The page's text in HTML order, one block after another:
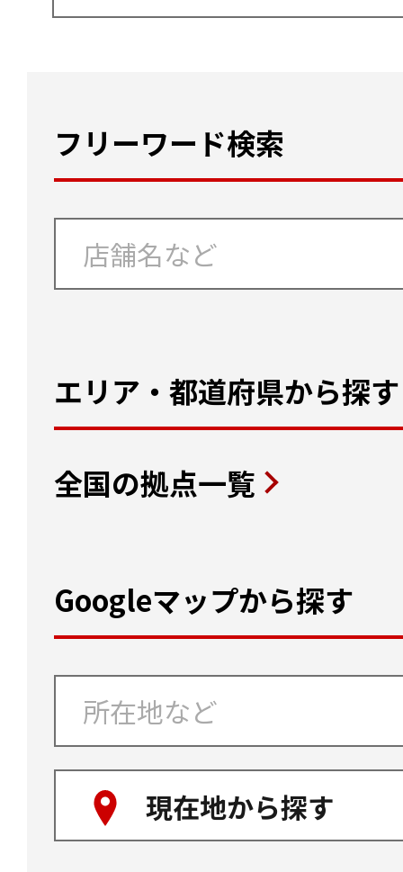
フリーワード検索
エリア・都道府県から探す
全国の拠点一覧
Googleマップから探す
現在地から探す